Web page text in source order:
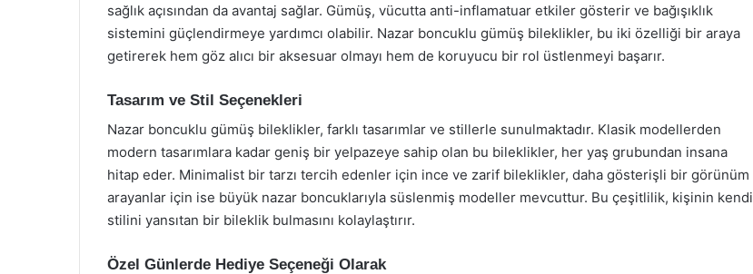
sağlık açısından da avantaj sağlar. Gümüş, vücutta anti-inflamatuar etkiler gösterir ve bağışıklık
sistemini güçlendirmeye yardımcı olabilir. Nazar boncuklu gümüş bileklikler, bu iki özelliği bir araya
getirerek hem göz alıcı bir aksesuar olmayı hem de koruyucu bir rol üstlenmeyi başarır.
Tasarım ve Stil Seçenekleri
Nazar boncuklu gümüş bileklikler, farklı tasarımlar ve stillerle sunulmaktadır. Klasik modellerden
modern tasarımlara kadar geniş bir yelpazeye sahip olan bu bileklikler, her yaş grubundan insana
hitap eder. Minimalist bir tarzı tercih edenler için ince ve zarif bileklikler, daha gösterişli bir görünüm
arayanlar için ise büyük nazar boncuklarıyla süslenmiş modeller mevcuttur. Bu çeşitlilik, kişinin kendi
stilini yansıtan bir bileklik bulmasını kolaylaştırır.
Özel Günlerde Hediye Seçeneği Olarak